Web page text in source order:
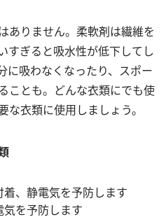
ありません。柔軟剤は繊維を
すぎると吸水性が低下してし
に吸わなくなったり、スポー
ことも。どんな衣類にでも使
衣類に使用しましょう。
、静電気を予防します
を予防します